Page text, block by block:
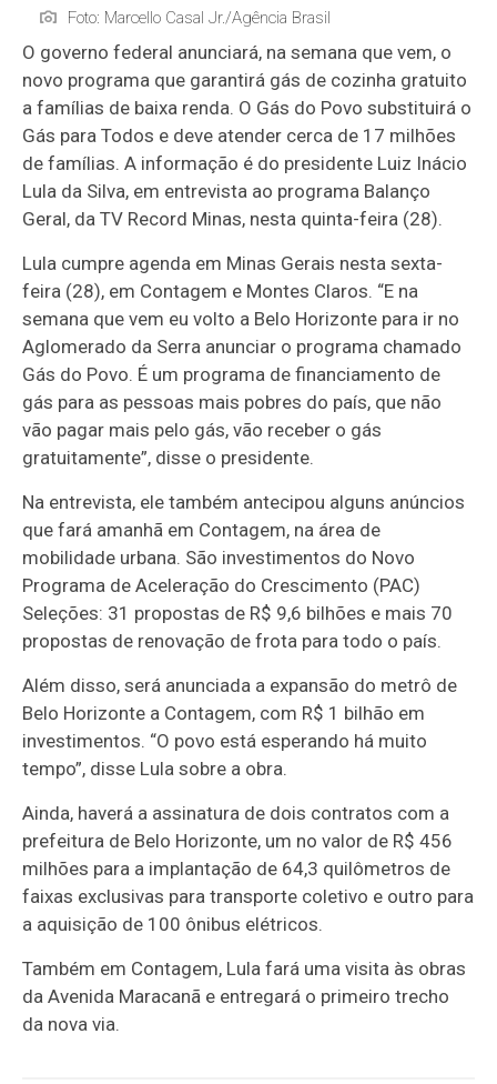
Foto: Marcello Casal Jr./Agência Brasil
O governo federal anunciará, na semana que vem, o
novo programa que garantirá gás de cozinha gratuito
a famílias de baixa renda. O Gás do Povo substituirá o
Gás para Todos e deve atender cerca de 17 milhões
de famílias. A informação é do presidente Luiz Inácio
Lula da Silva, em entrevista ao programa Balanço
Geral, da TV Record Minas, nesta quinta-feira (28).
Lula cumpre agenda em Minas Gerais nesta sexta-
feira (28), em Contagem e Montes Claros. “E na
semana que vem eu volto a Belo Horizonte para ir no
Aglomerado da Serra anunciar o programa chamado
Gás do Povo. É um programa de financiamento de
gás para as pessoas mais pobres do país, que não
vão pagar mais pelo gás, vão receber o gás
gratuitamente”, disse o presidente.
Na entrevista, ele também antecipou alguns anúncios
que fará amanhã em Contagem, na área de
mobilidade urbana. São investimentos do Novo
Programa de Aceleração do Crescimento (PAC)
Seleções: 31 propostas de R$ 9,6 bilhões e mais 70
propostas de renovação de frota para todo o país.
Além disso, será anunciada a expansão do metrô de
Belo Horizonte a Contagem, com R$ 1 bilhão em
investimentos. “O povo está esperando há muito
tempo”, disse Lula sobre a obra.
Ainda, haverá a assinatura de dois contratos com a
prefeitura de Belo Horizonte, um no valor de R$ 456
milhões para a implantação de 64,3 quilômetros de
faixas exclusivas para transporte coletivo e outro para
a aquisição de 100 ônibus elétricos.
Também em Contagem, Lula fará uma visita às obras
da Avenida Maracanã e entregará o primeiro trecho
da nova via.